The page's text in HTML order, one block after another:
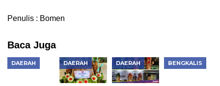
Penulis : Bomen
Baca Juga
DAERAH
Pelaksanaan
DAERAH DAERAH BENGKALIS